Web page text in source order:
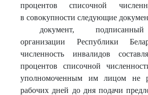
процентов списочной
в совокупности следующие
документ,
организации Республики
численность инвалидов
процентов списочной
уполномоченным им лицом не
рабочих дней до дня подачи